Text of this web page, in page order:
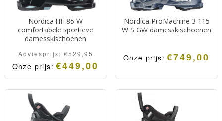
Nordica HF 85 W
comfortabele sportieve
damesskischoenen
Adviesprijs: €529,95
Onze prijs:€449,00
Nordica ProMachine 3 115
W S GW damesskischoenen
Onze prijs:€749,00